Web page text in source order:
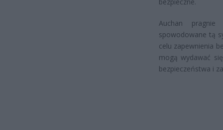
Auchan
spowodowane tą
celu zapewnienia
mogą wydawać
bezpieczeństwa i